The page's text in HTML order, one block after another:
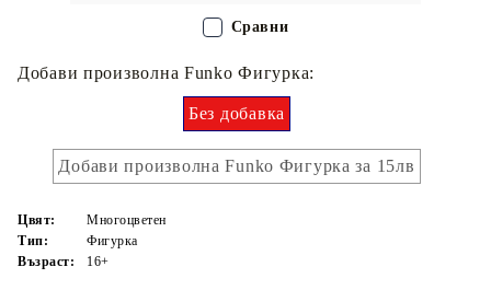
Добави произволна Funko Фигурка:
Без добавка
Добави произволна Funko Фигурка за 15лв
Цвят:
Многоцветен
Тип:
Фигурка
Възраст:
16+
Сравни